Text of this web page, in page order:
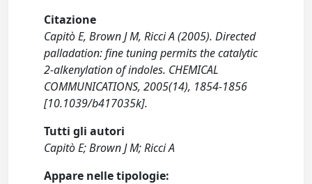
Citazione
Capitò E, Brown J M, Ricci A (2005). Directed
palladation: fine tuning permits the catalytic
2-alkenylation of indoles. CHEMICAL
COMMUNICATIONS, 2005(14), 1854-1856
[10.1039/b417035k].
Tutti gli autori
Capitò E; Brown J M; Ricci A
Appare nelle tipologie: